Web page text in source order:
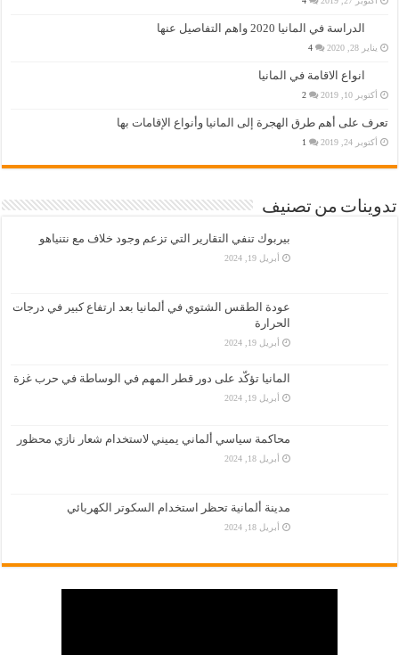
الدراسة في المانيا 2020 واهم التفاصيل عنها
يناير 28, 2020 4
انواع الاقامة في المانيا
أكتوبر 10, 2019 2
تعرف على أهم طرق الهجرة إلى المانيا وأنواع الإقامات بها
أكتوبر 24, 2019 1
تدوينات من تصنيف
بيربوك تنفي التقارير التي تزعم وجود خلاف مع نتنياهو
أبريل 19, 2024
عودة الطقس الشتوي في ألمانيا بعد ارتفاع كبير في درجات
الحرارة
أبريل 19, 2024
المانيا تؤكّد على دور قطر المهم في الوساطة في حرب غزة
أبريل 19, 2024
محاكمة سياسي ألماني يميني لاستخدام شعار نازي محظور
أبريل 18, 2024
مدينة ألمانية تحظر استخدام السكوتر الكهربائي
أبريل 18, 2024